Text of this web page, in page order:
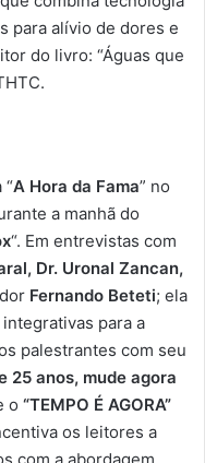
para alívio de dores e
do livro: “Águas que
“A Hora da Fama” no
a manhã do
“. Em entrevistas com
Dr. Uronal Zancan,
Fernando Beteti; ela
para a
palestrantes com seu
25 anos, mude agora
o “TEMPO É AGORA”
os leitores a